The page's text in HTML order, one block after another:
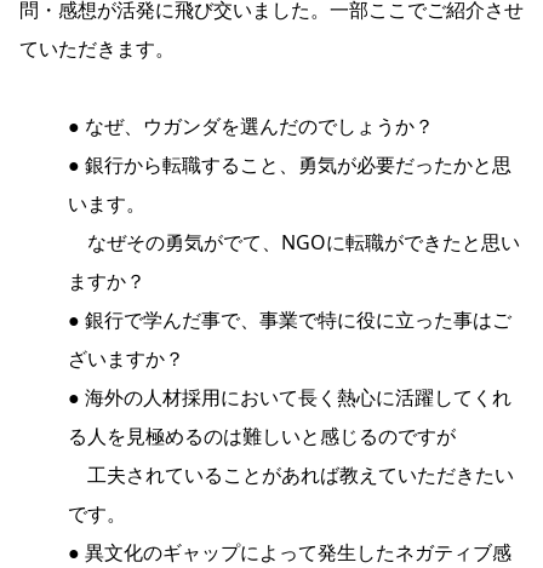
問・感想が活発に飛び交いました。一部ここでご紹介させ
ていただきます。
● なぜ、ウガンダを選んだのでしょうか？
● 銀行から転職すること、勇気が必要だったかと思
います。
なぜその勇気がでて、NGOに転職ができたと思い
ますか？
● 銀行で学んだ事で、事業で特に役に立った事はご
ざいますか？
● 海外の人材採用において長く熱心に活躍してくれ
る人を見極めるのは難しいと感じるのですが
工夫されていることがあれば教えていただきたい
です。
● 異文化のギャップによって発生したネガティブ感